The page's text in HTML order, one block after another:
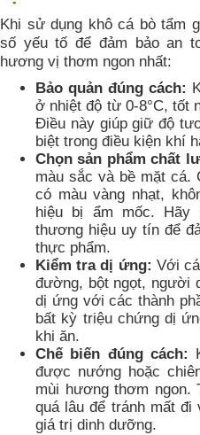
Khi sử dụng khô cá bò tẩm
số yếu tố để đảm bảo an
hương vị thơm ngon nhất:
Bảo quản đúng cách:
ở nhiệt độ từ 0-8°C, tốt
Điều này giúp giữ độ
biệt trong điều kiện khí
Chọn sản phẩm chất
màu sắc và bề mặt cá.
có màu vàng nhạt,
hiệu bị ẩm mốc.
thương hiệu uy tín để
thực phẩm.
Kiểm tra dị ứng: Với
đường, bột ngọt, người
dị ứng với các thành
bất kỳ triệu chứng dị
khi ăn.
Chế biến đúng cách:
được nướng hoặc
mùi hương thơm ngon.
quá lâu để tránh mất
giá trị dinh dưỡng.